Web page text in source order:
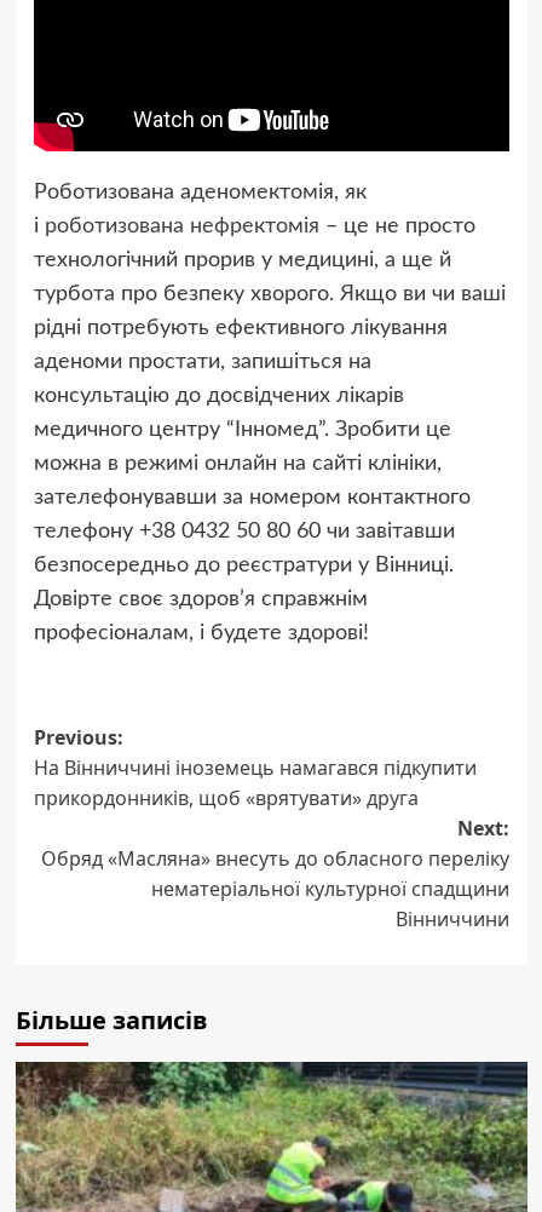
Роботизована аденомектомія, як
і роботизована нефректомія – це не просто
технологічний прорив у медицині, а ще й
турбота про безпеку хворого. Якщо ви чи ваші
рідні потребують ефективного лікування
аденоми простати, запишіться на
консультацію до досвідчених лікарів
медичного центру “Інномед”. Зробити це
можна в режимі онлайн на сайті клініки,
зателефонувавши за номером контактного
телефону +38 0432 50 80 60 чи завітавши
безпосередньо до реєстратури у Вінниці.
Довірте своє здоров’я справжнім
професіоналам, і будете здорові!
Post
navigation
Previous:
На Вінниччині іноземець намагався підкупити
прикордонників, щоб «врятувати» друга
Next:
Обряд «Масляна» внесуть до обласного переліку
нематеріальної культурної спадщини
Вінниччини
Більше записів